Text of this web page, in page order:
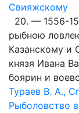
Свияжскому
20. — 1556-
рыбною
Казанскому и
князя Ивана
боярин и
Тураев В. А.,
Рыболовство